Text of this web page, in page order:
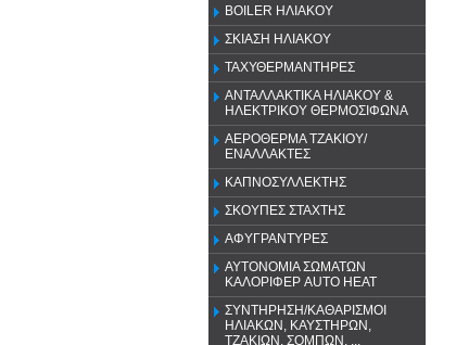
BOILER ΗΛΙΑΚΟΥ
ΣΚΙΑΣΗ ΗΛΙΑΚΟΥ
ΤΑΧΥΘΕΡΜΑΝΤΗΡΕΣ
ΑΝΤΑΛΛΑΚΤΙΚΑ ΗΛΙΑΚΟΥ &
ΗΛΕΚΤΡΙΚΟΥ ΘΕΡΜΟΣΙΦΩΝΑ
ΑΕΡΟΘΕΡΜΑ ΤΖΑΚΙΟΥ/
ΕΝΑΛΛΑΚΤΕΣ
ΚΑΠΝΟΣΥΛΛΕΚΤΗΣ
ΣΚΟΥΠΕΣ ΣΤΑΧΤΗΣ
ΑΦΥΓΡΑΝΤΥΡΕΣ
ΑΥΤΟΝΟΜΙΑ ΣΩΜΑΤΩΝ
ΚΑΛΟΡΙΦΕΡ AUTO HEAT
ΣΥΝΤΗΡΗΣΗ/ΚΑΘΑΡΙΣΜΟΙ
ΗΛΙΑΚΩΝ, ΚΑΥΣΤΗΡΩΝ,
ΤΖΑΚΙΩΝ, ΣΟΜΠΩΝ, ...